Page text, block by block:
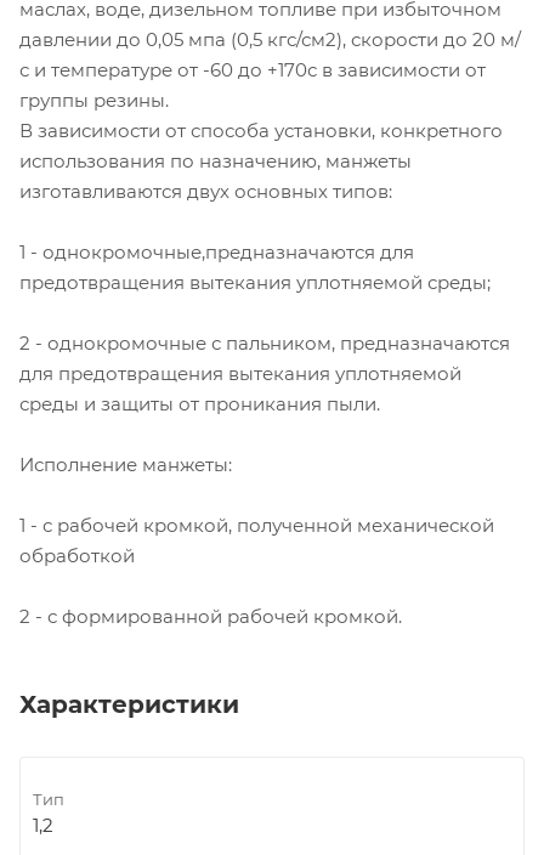
маслах, воде, дизельном топливе при избыточном
давлении до 0,05 мпа (0,5 кгс/см2), скорости до 20 м/
с и температуре от -60 до +170с в зависимости от
группы резины.
В зависимости от способа установки, конкретного
использования по назначению, манжеты
изготавливаются двух основных типов:
1 - однокромочные,предназначаются для
предотвращения вытекания уплотняемой среды;
2 - однокромочные с пальником, предназначаются
для предотвращения вытекания уплотняемой
среды и защиты от проникания пыли.
Исполнение манжеты:
1 - с рабочей кромкой, полученной механической
обработкой
2 - с формированной рабочей кромкой.
Характеристики
Тип
1,2